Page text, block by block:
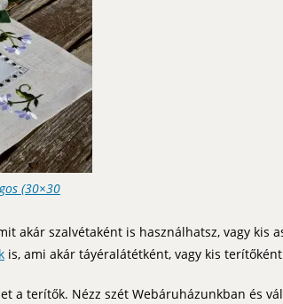
(30×30
akár szalvétaként is használhatsz, vagy kis
is, ami akár táyéralátétként, vagy kis
a terítők. Nézz szét Webáruházunkban és